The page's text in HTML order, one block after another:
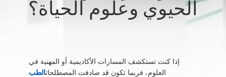
المصنعالحيوي وعلوم الحياة؟
إذا كنت تستكشف المسارات الأكاديمية أو المهنية في
العلوم، فربما تكون قد صادفت المصطلحاتالطب